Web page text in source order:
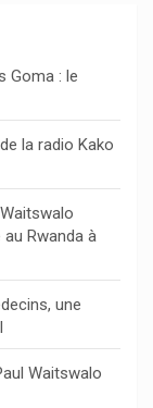
Goma : le
la radio Kako
Rwanda à
une
Waitswalo